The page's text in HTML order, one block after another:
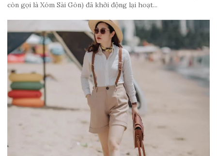
còn gọi là Xóm Sài Gòn) đã khởi động lại hoạt...